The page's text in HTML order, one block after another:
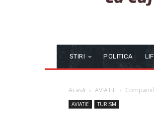
STIRI POLITICA
Acasă AVIATIE
AVIATIE TURISM